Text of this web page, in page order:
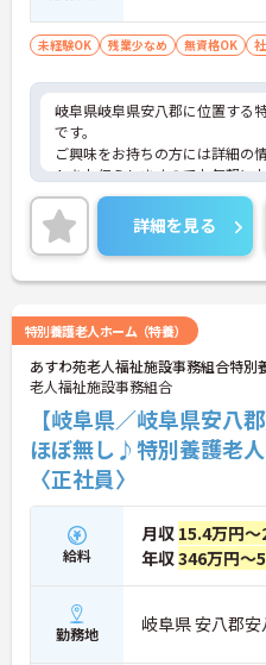
未経験OK 残業少なめ 無資格OK
岐阜県岐阜県安八郡に位置する
です。
ご興味をお持ちの方には詳細の
トをお伝えしますのでお気軽に
いませ。
詳細を見る
特別養護老人ホーム（特養）
あすわ苑老人福祉施設事務組合特別
老人福祉施設事務組合
【岐阜県／岐阜県安
ほぼ無し♪特別養護老人
〈正社員〉
給料
月収 15.4万円
年収346万円～
勤務地 岐阜県 安八郡